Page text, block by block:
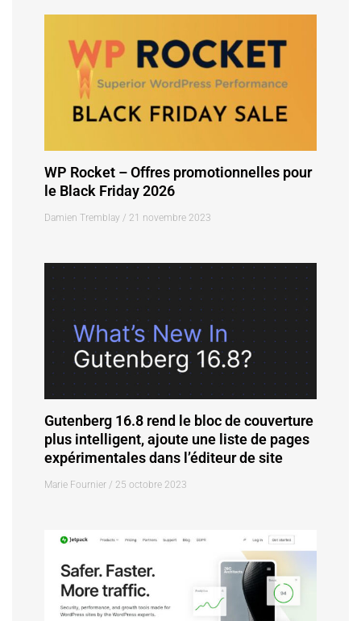
WP Rocket – Offres promotionnelles pour
le Black Friday 2026
Damien Tremblay 21 novembre 2023
Gutenberg 16.8 rend le bloc de couverture
plus intelligent, ajoute une liste de pages
expérimentales dans l’éditeur de site
Marie Fournier 25 octobre 2023